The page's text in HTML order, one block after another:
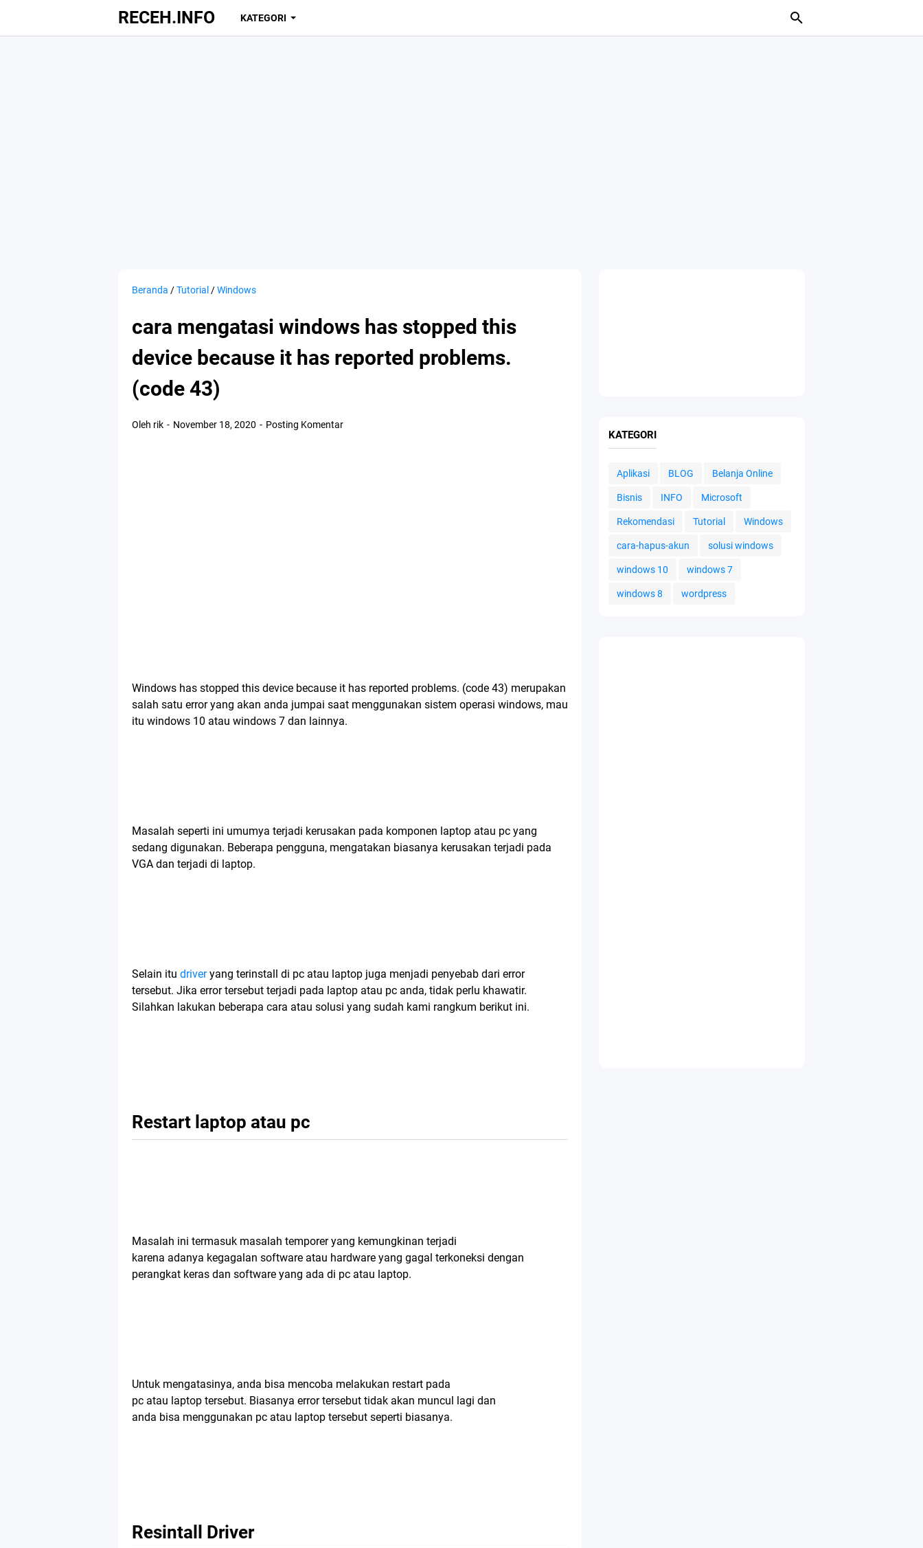
RECEH.INFO KATEGORI
Beranda /Tutorial /Windows
cara mengatasi windows has stopped this
device because it has reported problems.
(code 43)
Oleh rik November 18, 2020 Posting Komentar
Windows has stopped this device because it has reported problems. (code 43) merupakan
salah satu error yang akan anda jumpai saat menggunakan sistem operasi windows, mau
itu windows 10 atau windows 7 dan lainnya.
Masalah seperti ini umumya terjadi kerusakan pada komponen laptop atau pc yang
sedang digunakan. Beberapa pengguna, mengatakan biasanya kerusakan terjadi pada
VGA dan terjadi di laptop.
Selain itu driveryang terinstall di pc atau laptop juga menjadi penyebab dari error
tersebut. Jika error tersebut terjadi pada laptop atau pc anda, tidak perlu khawatir.
Silahkan lakukan beberapa cara atau solusi yang sudah kami rangkum berikut ini.
Restart laptop atau pc
Masalah ini termasuk masalah temporer yang kemungkinan terjadi
karena adanya kegagalan software atau hardware yang gagal terkoneksi dengan
perangkat keras dan software yang ada di pc atau laptop.
Untuk mengatasinya, anda bisa mencoba melakukan restart pada
pc atau laptop tersebut. Biasanya error tersebut tidak akan muncul lagi dan
anda bisa menggunakan pc atau laptop tersebut seperti biasanya.
Resintall Driver
KATEGORI
Aplikasi BLOG Belanja Online
Bisnis INFO Microsoft
Rekomendasi Tutorial Windows
cara-hapus-akun solusi windows
windows 10 windows 7
windows 8 wordpress